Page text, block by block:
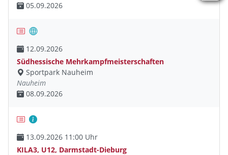
05.09.2026
12.09.2026
Südhessische Mehrkampfmeisterschaften
Sportpark Nauheim
Nauheim
08.09.2026
13.09.2026 11:00 Uhr
KILA3, U12, Darmstadt-Dieburg